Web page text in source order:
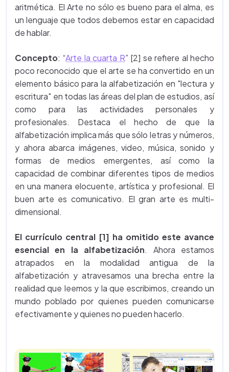
aritmética. El Arte no sólo es bueno para el alma, es
un lenguaje que todos debemos estar en capacidad
de hablar.
Concepto: “Arte la cuarta R” [2] se refiere al hecho
poco reconocido que el arte se ha convertido en un
elemento básico para la alfabetización en "lectura y
escritura" en todas las áreas del plan de estudios, así
como para las actividades personales y
profesionales. Destaca el hecho de que la
alfabetización implica más que sólo letras y números,
y ahora abarca imágenes, video, música, sonido y
formas de medios emergentes, así como la
capacidad de combinar diferentes tipos de medios
en una manera elocuente, artística y profesional. El
buen arte es comunicativo. El gran arte es multi-
dimensional.
El currículo central [1] ha omitido este avance
esencial en la alfabetización. Ahora estamos
atrapados en la modalidad antigua de la
alfabetización y atravesamos una brecha entre la
realidad que leemos y la que escribimos, creando un
mundo poblado por quienes pueden comunicarse
efectivamente y quienes no pueden hacerlo.